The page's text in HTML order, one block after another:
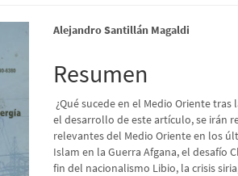
Contenido
principal
del
artículo
Alejandro Santillán Magaldi
Resumen
¿Qué sucede en el Medio Oriente
el desarrollo de este artículo, se irán
relevantes del Medio Oriente en los
Islam en la Guerra Afgana, el desafío
fin del nacionalismo Libio, la crisis